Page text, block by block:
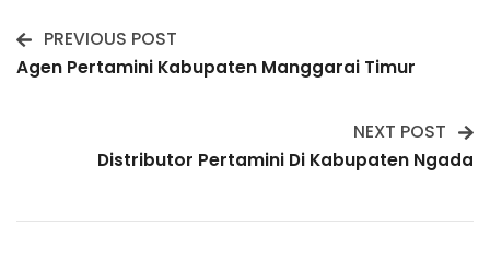
Post
PREVIOUS POST
Agen Pertamini Kabupaten Manggarai Timur
NEXT POST
Distributor Pertamini Di Kabupaten Ngada